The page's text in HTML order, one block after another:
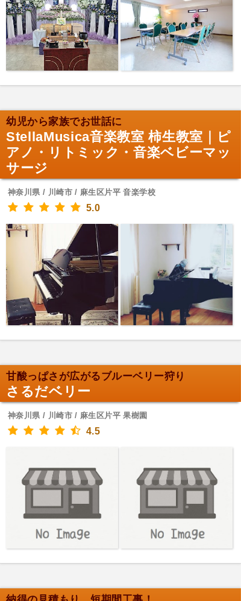
幼児から家族でお世話に
StellaMusica音楽教室 柿生教室｜ピ
アノ・リトミック・音楽ベビーマッ
サージ
神奈川県 / 川崎市 / 麻生区片平 音楽学校
5.0
甘酸っぱさが広がるブルーベリー狩り
さるだベリー
神奈川県 / 川崎市 / 麻生区片平 果樹園
4.5